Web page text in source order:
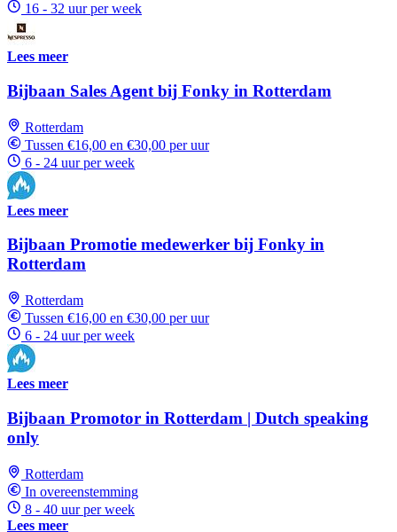
16 - 32 uur per week
Lees meer
Bijbaan Sales Agent bij Fonky in Rotterdam
Rotterdam
Tussen €16,00 en €30,00 per uur
6 - 24 uur per week
Lees meer
Bijbaan Promotie medewerker bij Fonky in
Rotterdam
Rotterdam
Tussen €16,00 en €30,00 per uur
6 - 24 uur per week
Lees meer
Bijbaan Promotor in Rotterdam | Dutch speaking
only
Rotterdam
In overeenstemming
8 - 40 uur per week
Lees meer